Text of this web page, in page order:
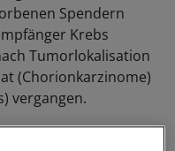
Spendern
Krebs
Tumorlokalisation
(Chorionkarzinome)
vergangen.